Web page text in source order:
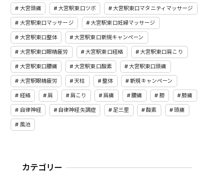
大宮頭痛 大宮駅東口ツボ 大宮駅東口マタニティマッサージ
大宮駅東口マッサージ 大宮駅東口妊婦マッサージ
大宮駅東口整体 大宮駅東口新規キャンペーン
大宮駅東口眼精疲労 大宮駅東口経絡 大宮駅東口肩こり
大宮駅東口腰痛 大宮駅東口酸素 大宮駅東口頭痛
大宮駅眼精疲労 天柱 整体 新規キャンペーン
経絡 肩 肩こり 肩痛 腰痛 膝 膝痛
自律神経 自律神経失調症 足三里 酸素 頭痛
風池
カテゴリー